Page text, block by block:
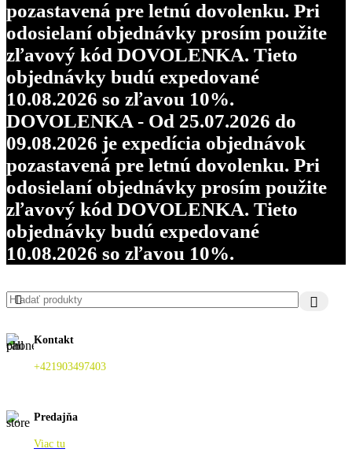
pozastavená pre letnú dovolenku. Pri
odosielaní objednávky prosím použite
zľavový kód DOVOLENKA. Tieto
objednávky budú expedované
10.08.2026 so zľavou 10%.
DOVOLENKA - Od 25.07.2026 do
09.08.2026 je expedícia objednávok
pozastavená pre letnú dovolenku. Pri
odosielaní objednávky prosím použite
zľavový kód DOVOLENKA. Tieto
objednávky budú expedované
10.08.2026 so zľavou 10%.
Kontakt
+421903497403
Predajňa
Viac tu